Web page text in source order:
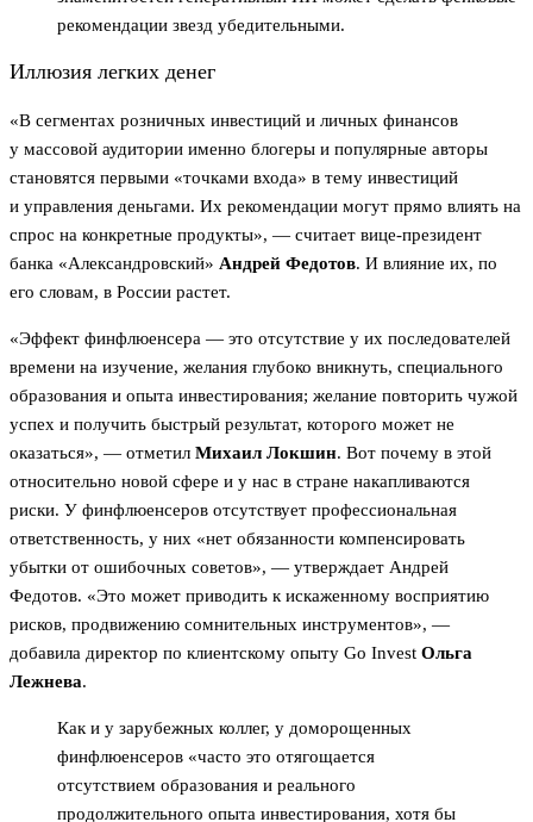
рекомендации звезд убедительными.
Иллюзия легких денег
«В сегментах розничных инвестиций и личных финансов
у массовой аудитории именно блогеры и популярные авторы
становятся первыми «точками входа» в тему инвестиций
и управления деньгами. Их рекомендации могут прямо влиять на
спрос на конкретные продукты», — считает вице-президент
банка «Александровский» Андрей Федотов. И влияние их, по
его словам, в России растет.
«Эффект финфлюенсера — это отсутствие у их последователей
времени на изучение, желания глубоко вникнуть, специального
образования и опыта инвестирования; желание повторить чужой
успех и получить быстрый результат, которого может не
оказаться», — отметил Михаил Локшин. Вот почему в этой
относительно новой сфере и у нас в стране накапливаются
риски. У финфлюенсеров отсутствует профессиональная
ответственность, у них «нет обязанности компенсировать
убытки от ошибочных советов», — утверждает Андрей
Федотов. «Это может приводить к искаженному восприятию
рисков, продвижению сомнительных инструментов», —
добавила директор по клиентскому опыту Go Invest Ольга
Лежнева.
Как и у зарубежных коллег, у доморощенных
финфлюенсеров «часто это отягощается
отсутствием образования и реального
продолжительного опыта инвестирования, хотя бы